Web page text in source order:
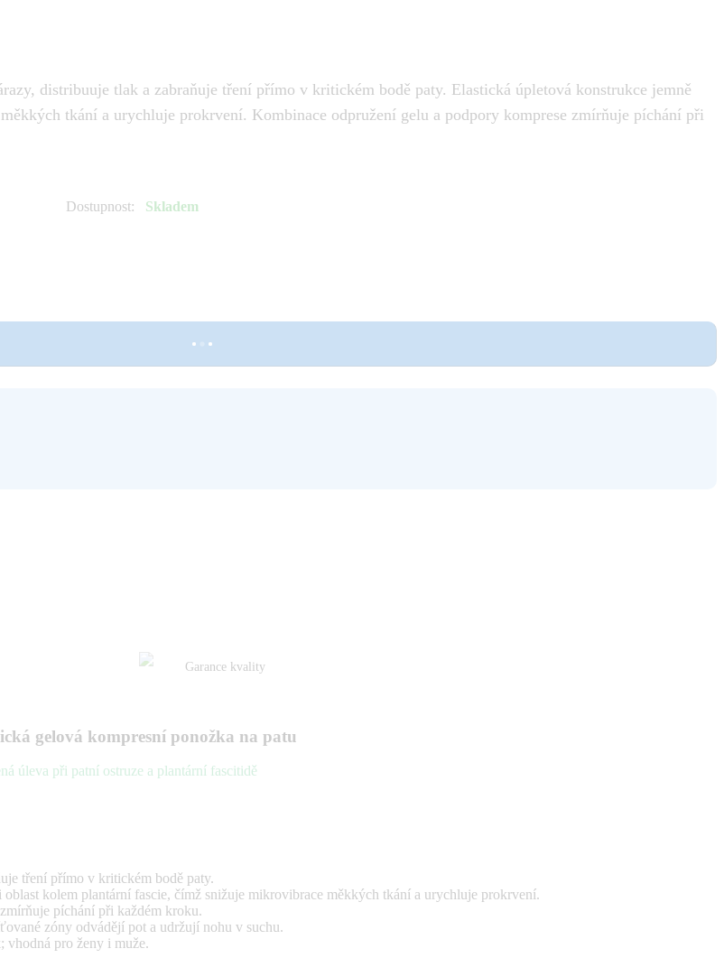
distribuuje tlak a zabraňuje tření přímo v kritickém bodě paty. Elastická úpletová konstrukce jemně
tkání a urychluje prokrvení. Kombinace odpružení gelu a podpory komprese zmírňuje píchání při
Dostupnost: Skladem
Garance kvality
gelová kompresní ponožka na patu
úleva při patní ostruze a plantární fascitidě
tření přímo v kritickém bodě paty.
kolem plantární fascie, čímž snižuje mikrovibrace měkkých tkání a urychluje prokrvení.
píchání při každém kroku.
zóny odvádějí pot a udržují nohu v suchu.
vhodná pro ženy i muže.